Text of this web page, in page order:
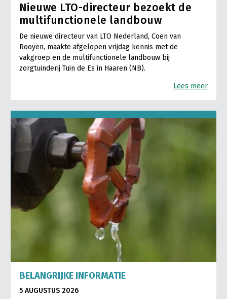
Nieuwe LTO-directeur bezoekt de
multifunctionele landbouw
De nieuwe directeur van LTO Nederland, Coen van
Rooyen, maakte afgelopen vrijdag kennis met de
vakgroep en de multifunctionele landbouw bij
zorgtuinderij Tuin de Es in Haaren (NB).
Lees meer
BELANGRIJKE INFORMATIE
5 AUGUSTUS 2026